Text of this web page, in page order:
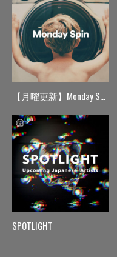
【月曜更新】Monday Spin
SPOTLIGHT